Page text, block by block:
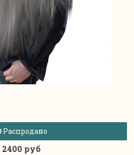
Распродано
2400 руб